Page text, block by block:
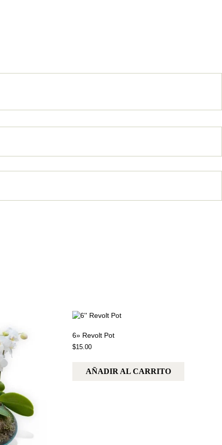
6» Revolt Pot
$15.00
AÑADIR AL CARRITO